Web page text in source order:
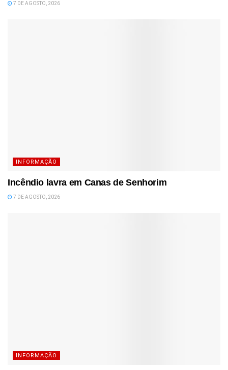
7 DE AGOSTO, 2026
INFORMAÇÃO
Incêndio lavra em Canas de Senhorim
7 DE AGOSTO, 2026
INFORMAÇÃO